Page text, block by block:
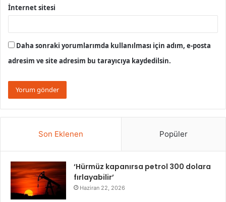
İnternet sitesi
Daha sonraki yorumlarımda kullanılması için adım, e-posta
adresim ve site adresim bu tarayıcıya kaydedilsin.
Son Eklenen Popüler
‘Hürmüz kapanırsa petrol 300 dolara
fırlayabilir’
Haziran 22, 2026